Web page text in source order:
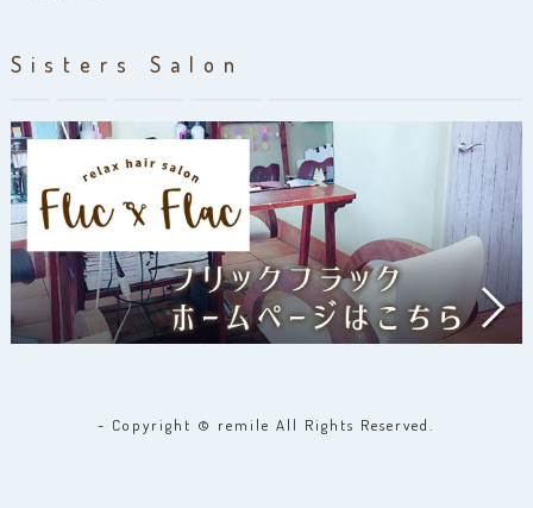
Sisters Salon
- Copyright © remile All Rights Reserved.